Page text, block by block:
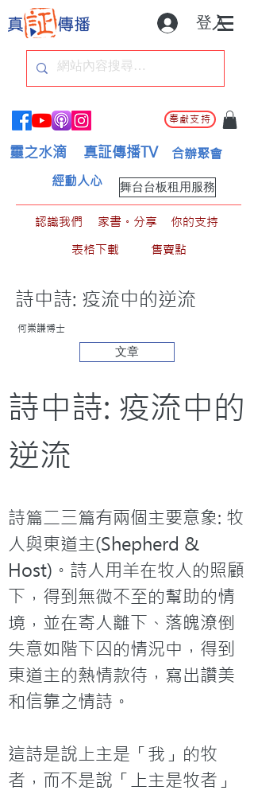
登入
奉獻支持
靈之水滴 真証傳播TV 合辦聚會
舞台台板租用服務
經動人心
認識我們 家書。分享
你的支持
表格下載
售賣點
詩中詩: 疫流中的逆流
何崇謙博士
文章
詩中詩: 疫流中的
逆流
詩篇二三篇有兩個主要意象: 牧
人與東道主(Shepherd &
Host)。詩人用羊在牧人的照顧
下，得到無微不至的幫助的情
境，並在寄人離下、落魄潦倒
失意如階下囚的情況中，得到
東道主的熱情款待，寫出讚美
和信靠之情詩。
這詩是說上主是「我」的牧
者，而不是說「上主是牧者」